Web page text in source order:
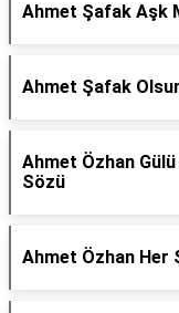
Ahmet Şafak Aşk
Ahmet Şafak
Ahmet Özhan
Sözü
Ahmet Özhan Her